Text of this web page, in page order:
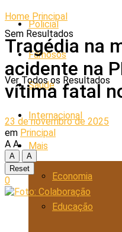
Policial
Famosos
Saúde
Internacional
Mais
Economia
Educação
Sem Resultados
Ver Todos os Resultados
Home Principal
Tragédia na
acidente na
vítima fatal
23 de novembro de 2025
em Principal
A A
A
A
Reset
0